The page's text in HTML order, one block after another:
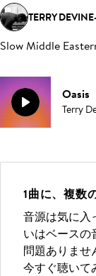
TERRY
Slow Middle
Oasis
Terry
1曲に、複数
音源は気に入
いはベースの
問題ありませ
今すぐ聴いて